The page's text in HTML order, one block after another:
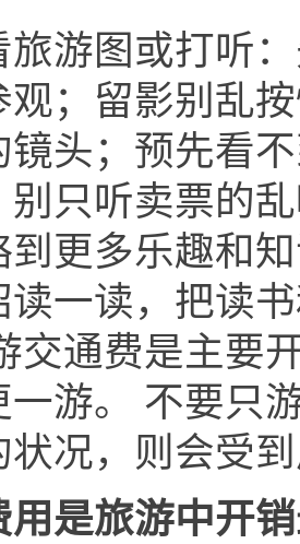
旅游图或打听
观；留影别乱
镜头；预先看
别只听卖票的
到更多乐趣和
读一读，把读
交通费是主要
一游。 不要只
状况，则会受
用是旅游中开